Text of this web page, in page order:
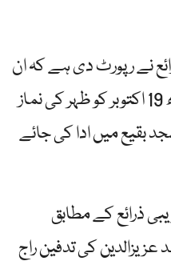
نے رپورٹ دی ہے کہ ان
کے والد کی نماز نماز جنازہ بدھ 19 اکتوبر کو ظہر کی نماز
بقیع میں ادا کی جائے
ذرائع کے مطابق
کی تدفین راج